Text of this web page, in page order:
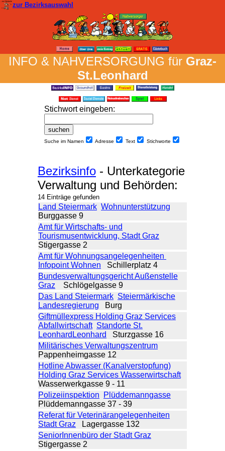
zur Bezirksauswahl
INFO & NAH­VER­SORG­UNG für Graz-
St.Leonhard
Stich­wort ein­geben:
Suche im Namen Adresse Text Stich­worte
Bezirksinfo - Unterkategorie
Verwaltung und Behörden:
14 Einträge gefunden
Land Steiermark Wohnunterstützung
Burggasse 9
Amt für Wirtschafts- und
Tourismusentwicklung, Stadt Graz
Stigergasse 2
Amt für Wohnungsangelegenheiten
Infopoint Wohnen Schillerplatz 4
Bundesverwaltungsgericht Außenstelle
Graz
Schlögelgasse 9
Das Land Steiermark Steiermärkische
Landesregierung Burg
Giftmüllexpress Holding Graz Services
Abfallwirtschaft Standorte St.
LeonhardLeonhard
Sturzgasse 16
Militärisches Verwaltungszentrum
Pappenheimgasse 12
Hotline Abwasser (Kanalverstopfung)
Holding Graz Services Wasserwirtschaft
Wasserwerkgasse 9 - 11
Polizeiinspektion
Plüddemanngasse
Plüddemanngasse 37 - 39
Referat für Veterinärangelegenheiten
Stadt Graz Lagergasse 132
SeniorInnenbüro der Stadt Graz
Stigergasse 2